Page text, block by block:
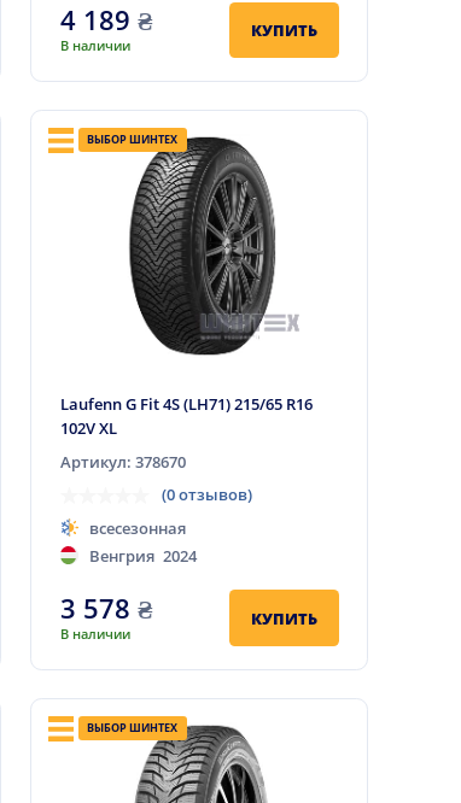
4 189 ₴
В наличии
КУПИТЬ
ВЫБОР ШИНТЕХ
Laufenn G Fit 4S (LH71) 215/65 R16
102V XL
Артикул: 378670
(0 отзывов)
всесезонная
Венгрия 2024
3 578 ₴
В наличии
КУПИТЬ
ВЫБОР ШИНТЕХ